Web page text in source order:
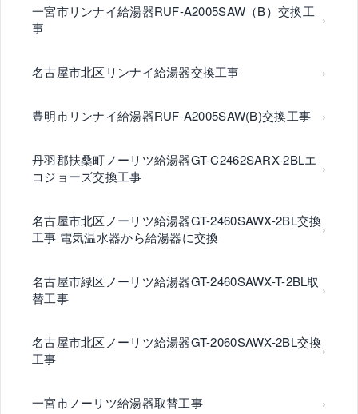
一宮市リンナイ給湯器RUF-A2005SAW（B）交換工
事
名古屋市北区リンナイ給湯器交換工事
豊明市リンナイ給湯器RUF-A2005SAW(B)交換工事
丹羽郡扶桑町ノーリツ給湯器GT-C2462SARX-2BLエ
コジョーズ交換工事
名古屋市北区ノーリツ給湯器GT-2460SAWX-2BL交換
工事 電気温水器から給湯器に交換
名古屋市緑区ノーリツ給湯器GT-2460SAWX-T-2BL取
替工事
名古屋市北区ノーリツ給湯器GT-2060SAWX-2BL交換
工事
一宮市ノーリツ給湯器取替工事